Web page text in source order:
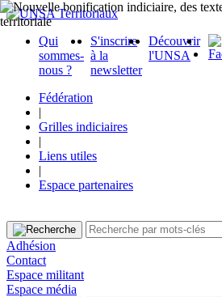
Qui
sommes-
nous ?
S'inscrire
à la
newsletter
Découvrir
l'UNSA
Fédération
|
Grilles indiciaires
|
Liens utiles
|
Espace partenaires
Adhésion
Contact
Espace militant
Espace média